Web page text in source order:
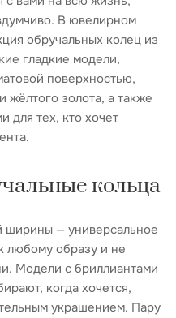
В ювелирном
обручальных колец из
гладкие модели,
поверхностью,
жёлтого золота, а также
для тех, кто хочет
кольца
ширины — универсальное
любому образу и не
Модели с бриллиантами
когда хочется,
украшением. Пару